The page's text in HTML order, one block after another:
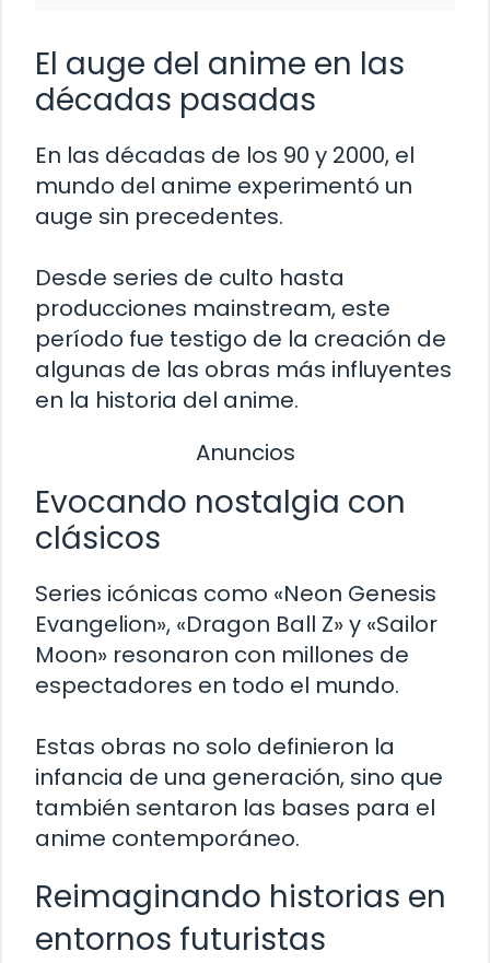
El auge del anime en las
décadas pasadas
En las décadas de los 90 y 2000, el
mundo del anime experimentó un
auge sin precedentes.
Desde series de culto hasta
producciones mainstream, este
período fue testigo de la creación de
algunas de las obras más influyentes
en la historia del anime.
Anuncios
Evocando nostalgia con
clásicos
Series icónicas como «Neon Genesis
Evangelion», «Dragon Ball Z» y «Sailor
Moon» resonaron con millones de
espectadores en todo el mundo.
Estas obras no solo definieron la
infancia de una generación, sino que
también sentaron las bases para el
anime contemporáneo.
Reimaginando historias en
entornos futuristas